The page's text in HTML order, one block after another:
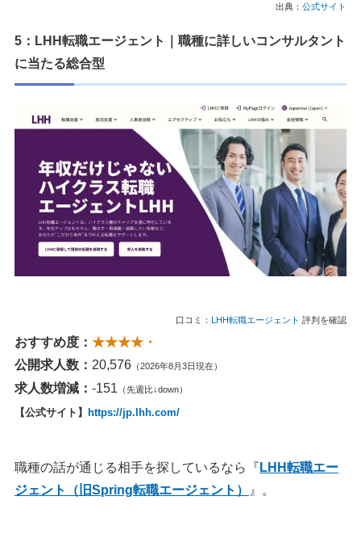
出典： 公式サイト
5：LHH転職エージェント｜職種に詳しいコンサルタント
に当たる総合型
口コミ： LHH転職エージェント 評判を確認
おすすめ度： ★★★★・
公開求人数： 20,576 （2026年8月3日現在）
求人数増減： -151 （先週比↓down）
【公式サイト】 https://jp.lhh.com/
職種の話が通じる相手を探しているなら『 LHH転職エー
ジェント（旧Spring転職エージェント）
』。